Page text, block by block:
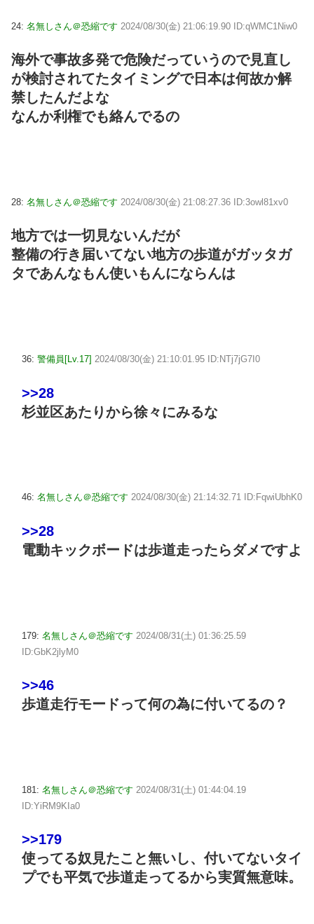
24: 名無しさん＠恐縮です 2024/08/30(金) 21:06:19.90 ID:qWMC1Niw0
海外で事故多発で危険だっていうので見直し
が検討されてたタイミングで日本は何故か解
禁したんだよな
なんか利権でも絡んでるの
28: 名無しさん＠恐縮です 2024/08/30(金) 21:08:27.36 ID:3owl81xv0
地方では一切見ないんだが
整備の行き届いてない地方の歩道がガッタガ
タであんなもん使いもんにならんは
36: 警備員[Lv.17] 2024/08/30(金) 21:10:01.95 ID:NTj7jG7I0
>>28
杉並区あたりから徐々にみるな
46: 名無しさん＠恐縮です 2024/08/30(金) 21:14:32.71 ID:FqwiUbhK0
>>28
電動キックボードは歩道走ったらダメですよ
179: 名無しさん＠恐縮です 2024/08/31(土) 01:36:25.59
ID:GbK2jlyM0
>>46
歩道走行モードって何の為に付いてるの？
181: 名無しさん＠恐縮です 2024/08/31(土) 01:44:04.19
ID:YiRM9KIa0
>>179
使ってる奴見たこと無いし、付いてないタイ
プでも平気で歩道走ってるから実質無意味。